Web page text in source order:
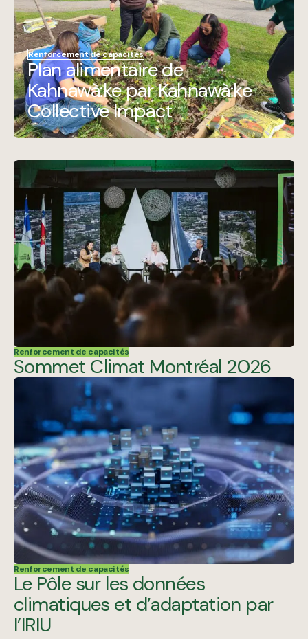
Renforcement de capacités
Plan alimentaire de
Kahnawà:ke par Kahnawà:ke
Collective Impact
Renforcement de capacités
Sommet Climat Montréal 2026
Renforcement de capacités
Le Pôle sur les données
climatiques et d’adaptation par
l’IRIU